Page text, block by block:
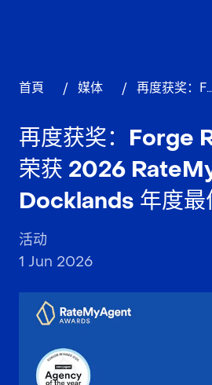
首頁 / 媒体 / 再度获奖：Forge Real Estate 荣获 2026 RateMyAgent Docklands 年度最佳中介
再度获奖：Forge
荣获 2026
Docklands 年度最
活动
1 Jun 2026